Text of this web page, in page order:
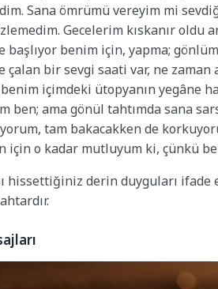
Sana ömrümü vereyim mi
Gecelerim kıskanır oldu
başlıyor benim için, yapma;
çalan bir sevgi saati var, ne zaman
içimdeki ütopyanın yegâne
ben; ama gönül tahtımda sana
tam bakacakken de
için o kadar mutluyum ki, çünkü
hissettiğiniz derin duyguları